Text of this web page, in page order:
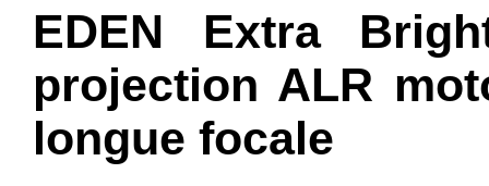
EDEN Extra
projection ALR
longue focale